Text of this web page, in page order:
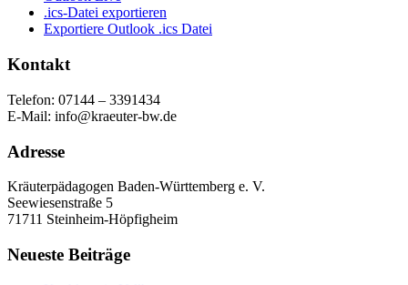
.ics-Datei exportieren
Exportiere Outlook .ics Datei
Kontakt
Telefon: 07144 – 3391434
E-Mail: info@kraeuter-bw.de
Adresse
Kräuterpädagogen Baden-Württemberg e. V.
Seewiesenstraße 5
71711 Steinheim-Höpfigheim
Neueste Beiträge